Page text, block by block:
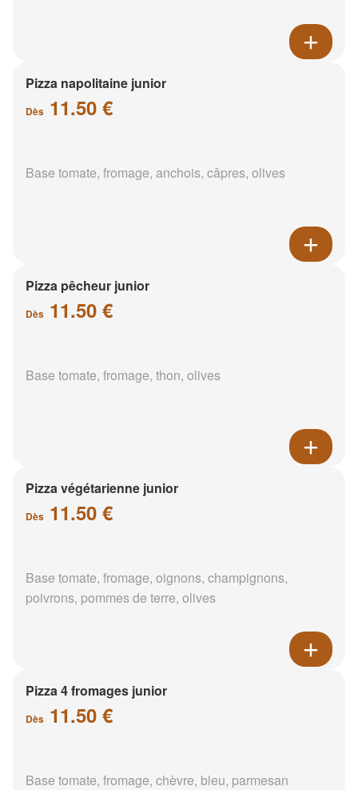
Pizza napolitaine junior
Dès 11.50 €
Base tomate, fromage, anchois, câpres, olives
Pizza pêcheur junior
Dès 11.50 €
Base tomate, fromage, thon, olives
Pizza végétarienne junior
Dès 11.50 €
Base tomate, fromage, oignons, champignons,
poivrons, pommes de terre, olives
Pizza 4 fromages junior
Dès 11.50 €
Base tomate, fromage, chèvre, bleu, parmesan